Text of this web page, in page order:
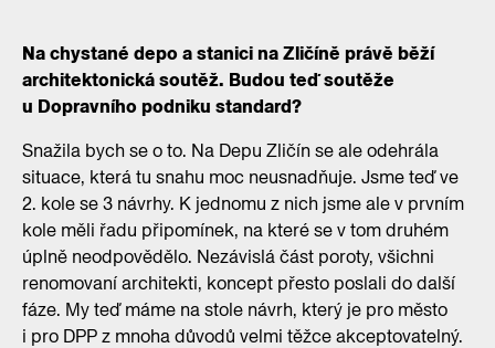
Na chystané depo a stanici na Zličíně právě běží
architektonická soutěž. Budou teď soutěže
u Dopravního podniku standard?
Snažila bych se o to. Na Depu Zličín se ale odehrála
situace, která tu snahu moc neusnadňuje. Jsme teď ve
2. kole se 3 návrhy. K jednomu z nich jsme ale v prvním
kole měli řadu připomínek, na které se v tom druhém
úplně neodpovědělo. Nezávislá část poroty, všichni
renomovaní architekti, koncept přesto poslali do další
fáze. My teď máme na stole návrh, který je pro město
i pro DPP z mnoha důvodů velmi těžce akceptovatelný.